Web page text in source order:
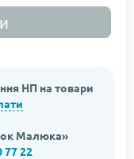
НП на товари
Малюка»
77 22